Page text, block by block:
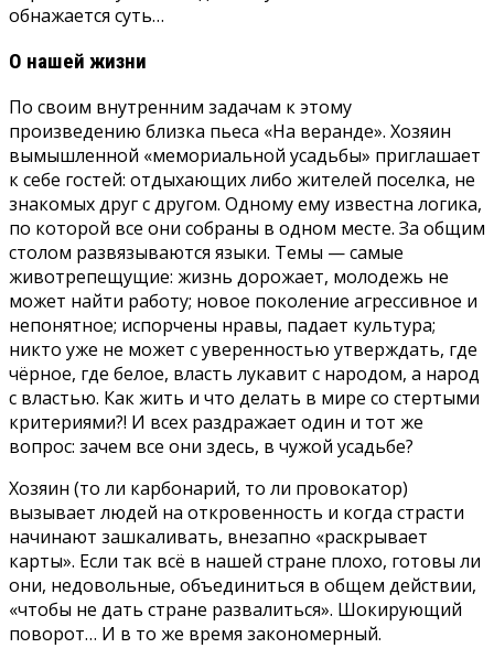
обнажается суть…
О нашей жизни
По своим внутренним задачам к этому
произведению близка пьеса «На веранде». Хозяин
вымышленной «мемориальной усадьбы» приглашает
к себе гостей: отдыхающих либо жителей поселка, не
знакомых друг с другом. Одному ему известна логика,
по которой все они собраны в одном месте. За общим
столом развязываются языки. Темы — самые
животрепещущие: жизнь дорожает, молодежь не
может найти работу; новое поколение агрессивное и
непонятное; испорчены нравы, падает культура;
никто уже не может с уверенностью утверждать, где
чёрное, где белое, власть лукавит с народом, а народ
с властью. Как жить и что делать в мире со стертыми
критериями?! И всех раздражает один и тот же
вопрос: зачем все они здесь, в чужой усадьбе?
Хозяин (то ли карбонарий, то ли провокатор)
вызывает людей на откровенность и когда страсти
начинают зашкаливать, внезапно «раскрывает
карты». Если так всё в нашей стране плохо, готовы ли
они, недовольные, объединиться в общем действии,
«чтобы не дать стране развалиться». Шокирующий
поворот… И в то же время закономерный.